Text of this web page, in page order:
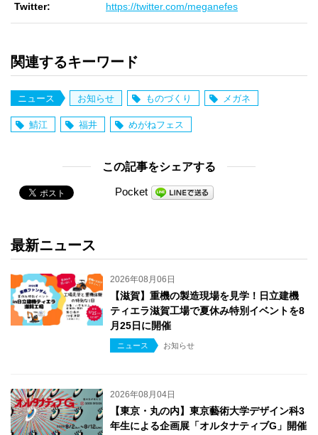
Twitter https://twitter.com/meganefes
関連するキーワード
ニュース お知らせ ものづくり メガネ
鯖江 福井 めがねフェス
この記事をシェアする
Pocket
最新ニュース
2026年08月06日
【滋賀】重機の製造現場を見学！日立建機
ティエラ滋賀工場で夏休み特別イベントを8
月25日に開催
ニュース お知らせ
2026年08月04日
【東京・丸の内】東京藝術大学デザイン科3
年生による企画展「オルタナティブG」開催